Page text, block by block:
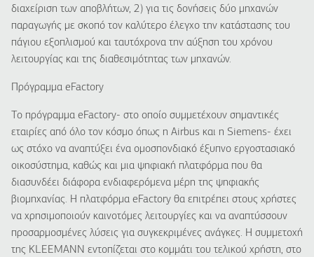
διαχείριση των αποβλήτων, 2) για τις δονήσεις δύο μηχανών
παραγωγής με σκοπό τον καλύτερο έλεγχο την κατάστασης του
πάγιου εξοπλισμού και ταυτόχρονα την αύξηση του χρόνου
λειτουργίας και της διαθεσιμότητας των μηχανών.
Πρόγραμμα eFactory
Το πρόγραμμα eFactory- στο οποίο συμμετέχουν σημαντικές
εταιρίες από όλο τον κόσμο όπως η Airbus και η Siemens- έχει
ως στόχο να αναπτύξει ένα ομοσπονδιακό έξυπνο εργοστασιακό
οικοσύστημα, καθώς και μια ψηφιακή πλατφόρμα που θα
διασυνδέει διάφορα ενδιαφερόμενα μέρη της ψηφιακής
βιομηχανίας. Η πλατφόρμα eFactory θα επιτρέπει στους χρήστες
να χρησιμοποιούν καινοτόμες λειτουργίες και να αναπτύσσουν
προσαρμοσμένες λύσεις για συγκεκριμένες ανάγκες. Η συμμετοχή
της KLEEMANN εντοπίζεται στο κομμάτι του τελικού χρήστη, στο